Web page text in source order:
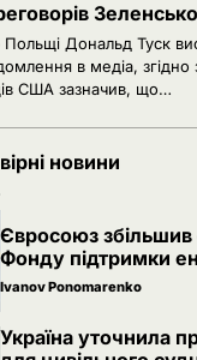
Польщі Дональд Туск
в медіа, згідно
США зазначив, що…
новини
Сенат США
санкцій проти
Ivanov Ponomarenko
Благодійність в
війни: як змінилася
допомоги
Ivanov Ponomarenko
Євросоюз збільшив
Фонду підтримки
України
Ivanov Ponomarenko
Україна уточнила